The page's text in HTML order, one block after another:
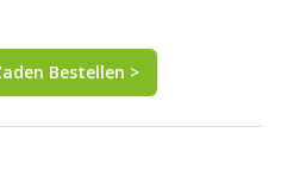
Bestellen >